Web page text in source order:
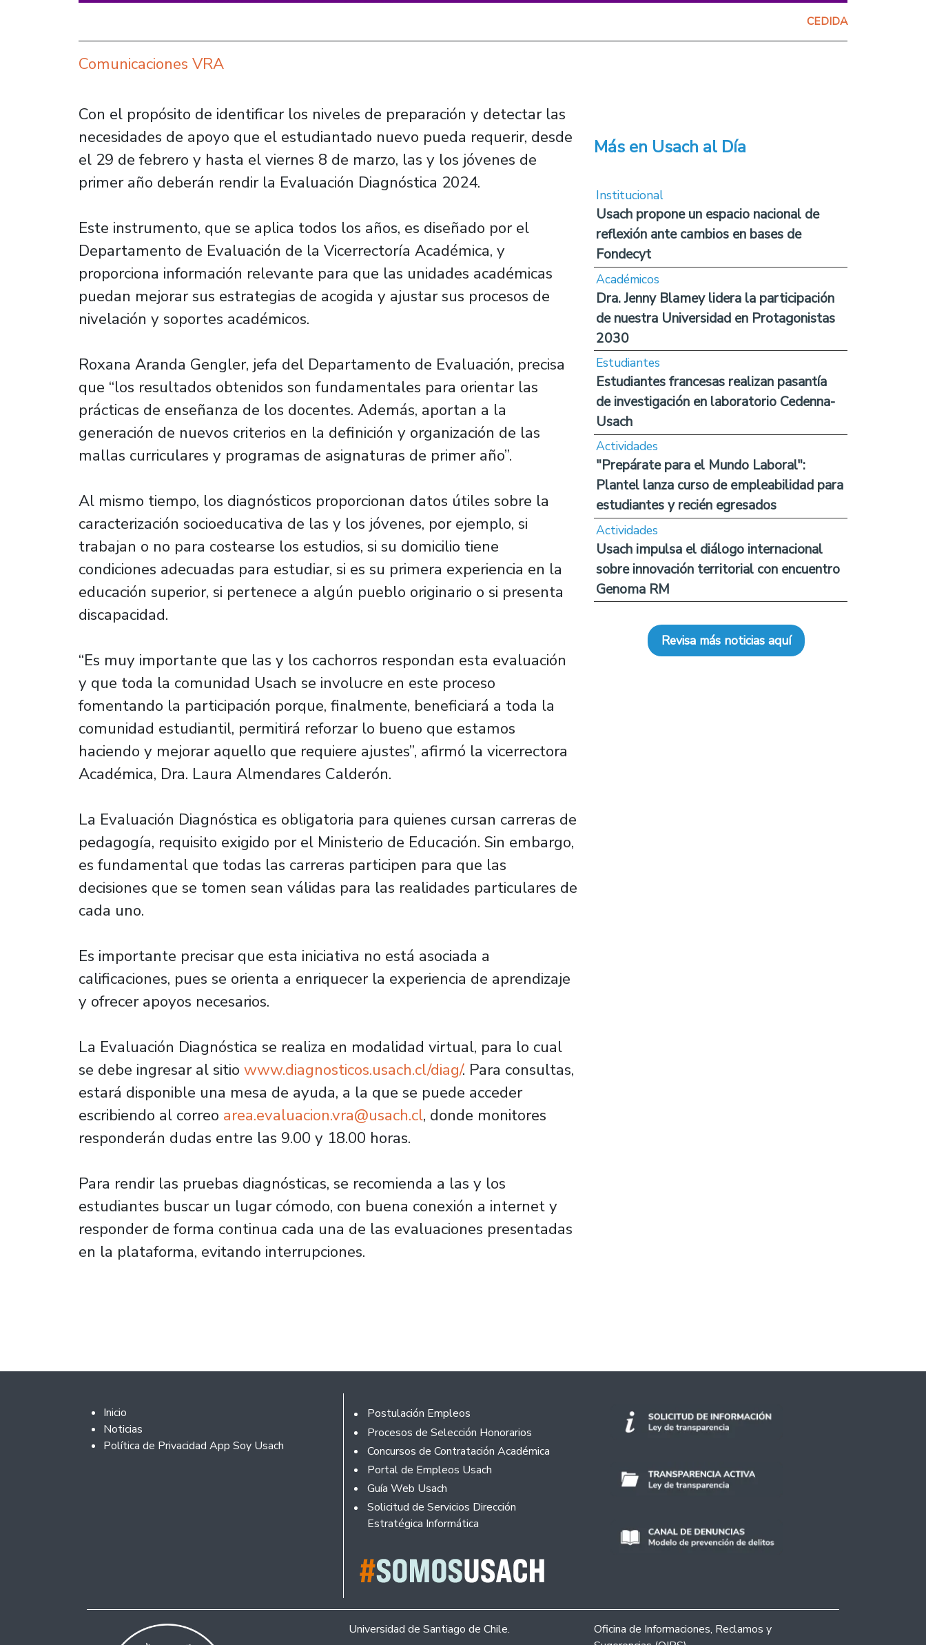
CEDIDA
Comunicaciones VRA
Con el propósito de identificar los niveles de preparación y detectar las
necesidades de apoyo que el estudiantado nuevo pueda requerir, desde
el 29 de febrero y hasta el viernes 8 de marzo, las y los jóvenes de
primer año deberán rendir la Evaluación Diagnóstica 2024.
Este instrumento, que se aplica todos los años, es diseñado por el
Departamento de Evaluación de la Vicerrectoría Académica, y
proporciona información relevante para que las unidades académicas
puedan mejorar sus estrategias de acogida y ajustar sus procesos de
nivelación y soportes académicos.
Roxana Aranda Gengler, jefa del Departamento de Evaluación, precisa
que “los resultados obtenidos son fundamentales para orientar las
prácticas de enseñanza de los docentes. Además, aportan a la
generación de nuevos criterios en la definición y organización de las
mallas curriculares y programas de asignaturas de primer año”.
Al mismo tiempo, los diagnósticos proporcionan datos útiles sobre la
caracterización socioeducativa de las y los jóvenes, por ejemplo, si
trabajan o no para costearse los estudios, si su domicilio tiene
condiciones adecuadas para estudiar, si es su primera experiencia en la
educación superior, si pertenece a algún pueblo originario o si presenta
discapacidad.
“Es muy importante que las y los cachorros respondan esta evaluación
y que toda la comunidad Usach se involucre en este proceso
fomentando la participación porque, finalmente, beneficiará a toda la
comunidad estudiantil, permitirá reforzar lo bueno que estamos
haciendo y mejorar aquello que requiere ajustes”, afirmó la vicerrectora
Académica, Dra. Laura Almendares Calderón.
La Evaluación Diagnóstica es obligatoria para quienes cursan carreras de
pedagogía, requisito exigido por el Ministerio de Educación. Sin embargo,
es fundamental que todas las carreras participen para que las
decisiones que se tomen sean válidas para las realidades particulares de
cada uno.
Es importante precisar que esta iniciativa no está asociada a
calificaciones, pues se orienta a enriquecer la experiencia de aprendizaje
y ofrecer apoyos necesarios.
La Evaluación Diagnóstica se realiza en modalidad virtual, para lo cual
se debe ingresar al sitio www.diagnosticos.usach.cl/diag/. Para consultas,
estará disponible una mesa de ayuda, a la que se puede acceder
escribiendo al correo area.evaluacion.vra@usach.cl, donde monitores
responderán dudas entre las 9.00 y 18.00 horas.
Para rendir las pruebas diagnósticas, se recomienda a las y los
estudiantes buscar un lugar cómodo, con buena conexión a internet y
responder de forma continua cada una de las evaluaciones presentadas
en la plataforma, evitando interrupciones.
Más en Usach al Día
Institucional
Usach propone un espacio nacional de
reflexión ante cambios en bases de
Fondecyt
Académicos
Dra. Jenny Blamey lidera la participación
de nuestra Universidad en Protagonistas
2030
Estudiantes
Estudiantes francesas realizan pasantía
de investigación en laboratorio Cedenna-
Usach
Actividades
"Prepárate para el Mundo Laboral":
Plantel lanza curso de empleabilidad para
estudiantes y recién egresados
Actividades
Usach impulsa el diálogo internacional
sobre innovación territorial con encuentro
Genoma RM
Revisa más noticias aquí
Footer 2
Inicio
Noticias
Política de Privacidad App Soy Usach
Rodapé
Postulación Empleos
Procesos de Selección Honorarios
Concursos de Contratación Académica
Portal de Empleos Usach
Guía Web Usach
Solicitud de Servicios Dirección
Estratégica Informática
Universidad de Santiago de Chile.
Oficina de Informaciones, Reclamos y